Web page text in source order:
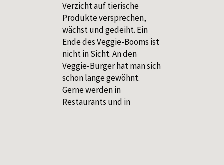
Verzicht auf tierische
Produkte versprechen,
wächst und gedeiht. Ein
Ende des Veggie-Booms ist
nicht in Sicht. An den
Veggie-Burger hat man sich
schon lange gewöhnt.
Gerne werden in
Restaurants und in